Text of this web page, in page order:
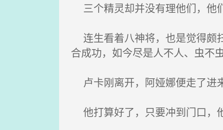
三个精灵却并没有理他们，他
连生看着八神将，也是觉得颇
合成功，如今尽是人不人、虫不
卢卡刚离开，阿娅娜便走了进
他打算好了，只要冲到门口，